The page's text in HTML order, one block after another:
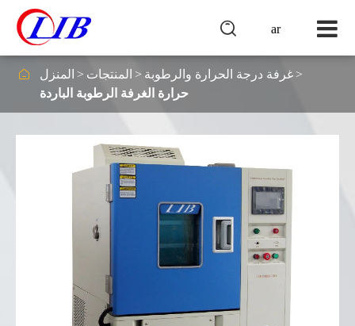
ar

 المنزل المنتجات
غرفة درجة الحرارة والرطوبة
حرارة الغرفة الرطوبة الباردة